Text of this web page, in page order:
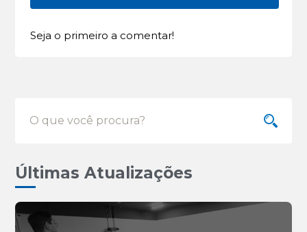
Seja o primeiro a comentar!
Últimas Atualizações